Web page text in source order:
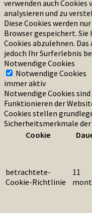
verwenden auch
analysieren und zu
Diese Cookies werden
Browser gespeichert. Sie
Cookies abzulehnen.
jedoch Ihr Surferlebnis
Notwendige Cookies
Notwendige Cookies
immer aktiv
Notwendige Cookies
Funktionieren der
Cookies stellen
Sicherheitsmerkmale
Cookie
betrachtete-
Cookie-Richtlinie
11